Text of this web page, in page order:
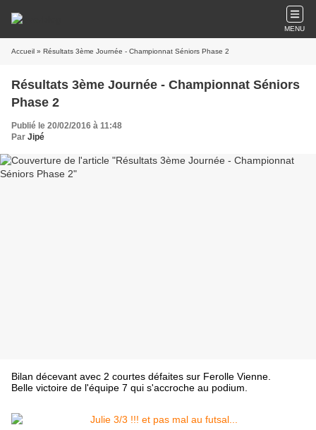
MENU
Accueil » Résultats 3ème Journée - Championnat Séniors Phase 2
Résultats 3ème Journée - Championnat Séniors
Phase 2
Publié le 20/02/2016 à 11:48
Par Jipé
Bilan décevant avec 2 courtes défaites sur Ferolle Vienne.
Belle victoire de l'équipe 7 qui s'accroche au podium.